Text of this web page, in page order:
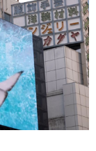
简体字
繁體字
Español
العربية